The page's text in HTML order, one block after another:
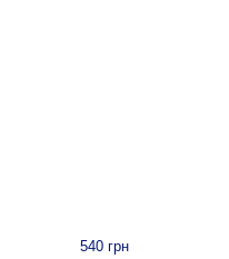
540 грн